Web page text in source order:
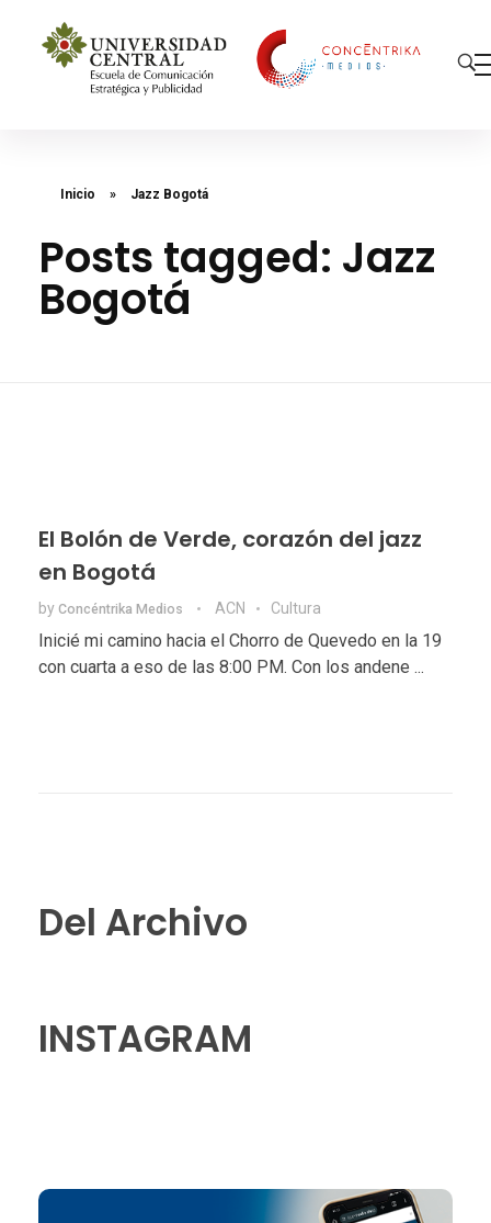
Inicio » Jazz Bogotá
Posts tagged: Jazz
Bogotá
El Bolón de Verde, corazón del jazz
en Bogotá
by Concéntrika Medios ACN Cultura
Inicié mi camino hacia el Chorro de Quevedo en la 19
con cuarta a eso de las 8:00 PM. Con los andene ...
Del Archivo
INSTAGRAM